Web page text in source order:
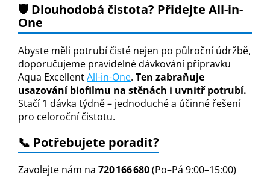
🛡️ Dlouhodobá čistota? Přidejte All-in-
One
Abyste měli potrubí čisté nejen po půlroční údržbě,
doporučujeme pravidelné dávkování přípravku
Aqua ExcellentAll-in-One. Ten zabraňuje
usazování biofilmu na stěnách i uvnitř potrubí.
Stačí 1 dávka týdně – jednoduché a účinné řešení
pro celoroční čistotu.
📞 Potřebujete poradit?
Zavolejte nám na 720 166 680(Po–Pá 9:00–15:00)